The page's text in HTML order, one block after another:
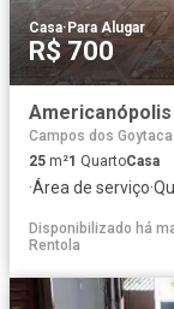
Casa· Para Alugar
R$ 700
Campos dos
25 m²1 QuartoCasa
·Área de serviço·
Disponibilizado há
Rentola